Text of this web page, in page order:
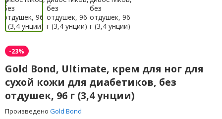
-23%
Gold Bond, Ultimate, крем для ног для
сухой кожи для диабетиков, без
отдушек, 96 г (3,4 унции)
Произведено Gold Bond